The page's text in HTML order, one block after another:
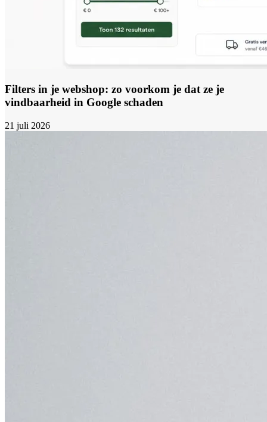
Filters in je webshop: zo voorkom je dat ze je
vindbaarheid in Google schaden
21 juli 2026